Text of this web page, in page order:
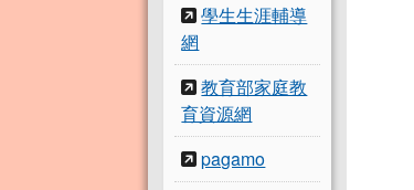
學生生涯輔導
網
教育部家庭教
育資源網
pagamo